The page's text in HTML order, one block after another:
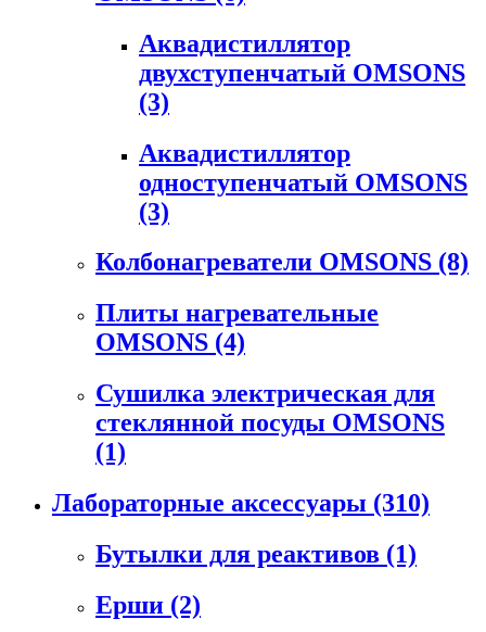
Аквадистиллятор
двухступенчатый OMSONS
(3)
Аквадистиллятор
одноступенчатый OMSONS
(3)
Колбонагреватели OMSONS (8)
Плиты нагревательные
OMSONS (4)
Сушилка электрическая для
стеклянной посуды OMSONS
(1)
Лабораторные аксессуары (310)
Бутылки для реактивов (1)
Ерши (2)